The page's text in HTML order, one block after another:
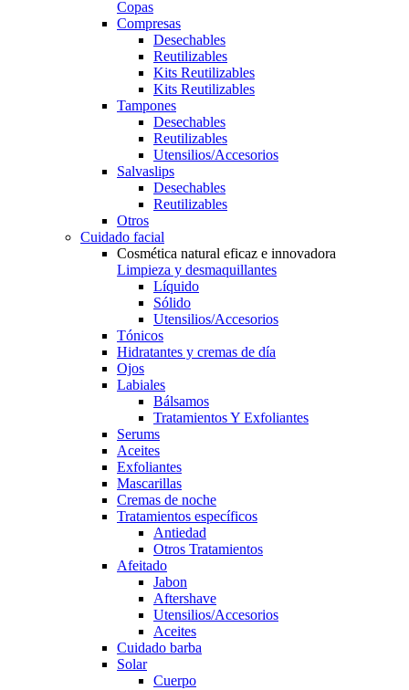
Copas
Compresas
Desechables
Reutilizables
Kits Reutilizables
Kits Reutilizables
Tampones
Desechables
Reutilizables
Utensilios/Accesorios
Salvaslips
Desechables
Reutilizables
Otros
Cuidado facial
Cosmética natural eficaz e innovadora
Limpieza y desmaquillantes
Líquido
Sólido
Utensilios/Accesorios
Tónicos
Hidratantes y cremas de día
Ojos
Labiales
Bálsamos
Tratamientos Y Exfoliantes
Serums
Aceites
Exfoliantes
Mascarillas
Cremas de noche
Tratamientos específicos
Antiedad
Otros Tratamientos
Afeitado
Jabon
Aftershave
Utensilios/Accesorios
Aceites
Cuidado barba
Solar
Cuerpo